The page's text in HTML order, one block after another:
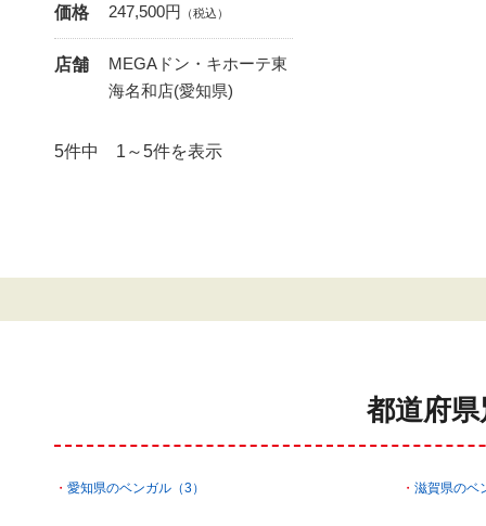
価格 247,500円 （税込）
店舗
MEGAドン・キホーテ東
海名和店(愛知県)
5件中 1～5件を表示
都道府
愛知県のベンガル（3） 滋賀県のベ